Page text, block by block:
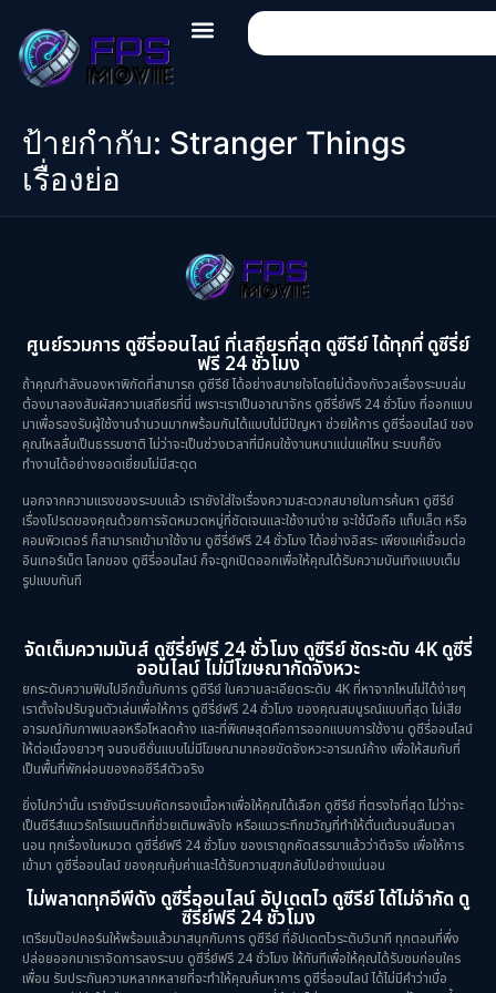
ป้ายกำกับ: Stranger Things
เรื่องย่อ
ศูนย์รวมการ ดูซีรี่ออนไลน์ ที่เสถียรที่สุด ดูซีรีย์ ได้ทุกที่ ดูซีรี่ย์
ฟรี 24 ชั่วโมง
ถ้าคุณกำลังมองหาพิกัดที่สามารถ ดูซีรีย์ ได้อย่างสบายใจโดยไม่ต้องกังวลเรื่องระบบล่ม
ต้องมาลองสัมผัสความเสถียรที่นี่ เพราะเราเป็นอาณาจักร ดูซีรี่ย์ฟรี 24 ชั่วโมง ที่ออกแบบ
มาเพื่อรองรับผู้ใช้งานจำนวนมากพร้อมกันได้แบบไม่มีปัญหา ช่วยให้การ ดูซีรี่ออนไลน์ ของ
คุณไหลลื่นเป็นธรรมชาติ ไม่ว่าจะเป็นช่วงเวลาที่มีคนใช้งานหนาแน่นแค่ไหน ระบบก็ยัง
ทำงานได้อย่างยอดเยี่ยมไม่มีสะดุด
นอกจากความแรงของระบบแล้ว เรายังใส่ใจเรื่องความสะดวกสบายในการค้นหา ดูซีรีย์
เรื่องโปรดของคุณด้วยการจัดหมวดหมู่ที่ชัดเจนและใช้งานง่าย จะใช้มือถือ แท็บเล็ต หรือ
คอมพิวเตอร์ ก็สามารถเข้ามาใช้งาน ดูซีรี่ย์ฟรี 24 ชั่วโมง ได้อย่างอิสระ เพียงแค่เชื่อมต่อ
อินเทอร์เน็ต โลกของ ดูซีรี่ออนไลน์ ก็จะถูกเปิดออกเพื่อให้คุณได้รับความบันเทิงแบบเต็ม
รูปแบบทันที
จัดเต็มความมันส์ ดูซีรี่ย์ฟรี 24 ชั่วโมง ดูซีรีย์ ชัดระดับ 4K ดูซีรี่
ออนไลน์ ไม่มีโฆษณากัดจังหวะ
ยกระดับความฟินไปอีกขั้นกับการ ดูซีรีย์ ในความละเอียดระดับ 4K ที่หาจากไหนไม่ได้ง่ายๆ
เราตั้งใจปรับจูนตัวเล่นเพื่อให้การ ดูซีรี่ย์ฟรี 24 ชั่วโมง ของคุณสมบูรณ์แบบที่สุด ไม่เสีย
อารมณ์กับภาพเบลอหรือโหลดค้าง และที่พิเศษสุดคือการออกแบบการใช้งาน ดูซีรี่ออนไลน์
ให้ต่อเนื่องยาวๆ จนจบซีซั่นแบบไม่มีโฆษณามาคอยขัดจังหวะอารมณ์ค้าง เพื่อให้สมกับที่
เป็นพื้นที่พักผ่อนของคอซีรีส์ตัวจริง
ยิ่งไปกว่านั้น เรายังมีระบบคัดกรองเนื้อหาเพื่อให้คุณได้เลือก ดูซีรีย์ ที่ตรงใจที่สุด ไม่ว่าจะ
เป็นซีรีส์แนวรักโรแมนติกที่ช่วยเติมพลังใจ หรือแนวระทึกขวัญที่ทำให้ตื่นเต้นจนลืมเวลา
นอน ทุกเรื่องในหมวด ดูซีรี่ย์ฟรี 24 ชั่วโมง ของเราถูกคัดสรรมาแล้วว่าดีจริง เพื่อให้การ
เข้ามา ดูซีรี่ออนไลน์ ของคุณคุ้มค่าและได้รับความสุขกลับไปอย่างแน่นอน
ไม่พลาดทุกอีพีดัง ดูซีรี่ออนไลน์ อัปเดตไว ดูซีรีย์ ได้ไม่จำกัด ดู
ซีรี่ย์ฟรี 24 ชั่วโมง
เตรียมป๊อปคอร์นให้พร้อมแล้วมาสนุกกับการ ดูซีรีย์ ที่อัปเดตไวระดับวินาที ทุกตอนที่พึ่ง
ปล่อยออกมาเราจัดการลงระบบ ดูซีรี่ย์ฟรี 24 ชั่วโมง ให้ทันทีเพื่อให้คุณได้รับชมก่อนใคร
เพื่อน รับประกันความหลากหลายที่จะทำให้คุณค้นหาการ ดูซีรี่ออนไลน์ ได้ไม่มีคำว่าเบื่อ